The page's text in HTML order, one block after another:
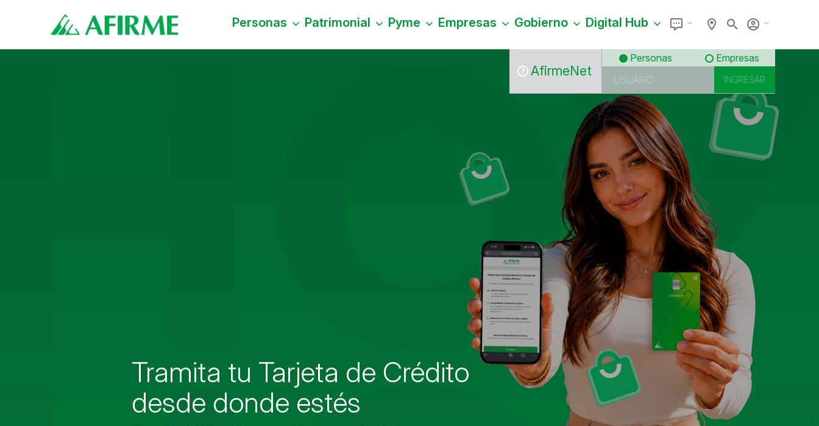
Personas Patrimonial Pyme Empresas Gobierno Digital Hub
AfirmeNet
Personas Empresas
¿Te interesa alguno de
nuestros productos?